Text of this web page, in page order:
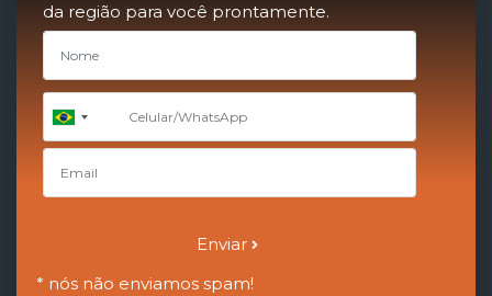
da região para você prontamente.
Brazil
+55
Enviar
* nós não enviamos spam!